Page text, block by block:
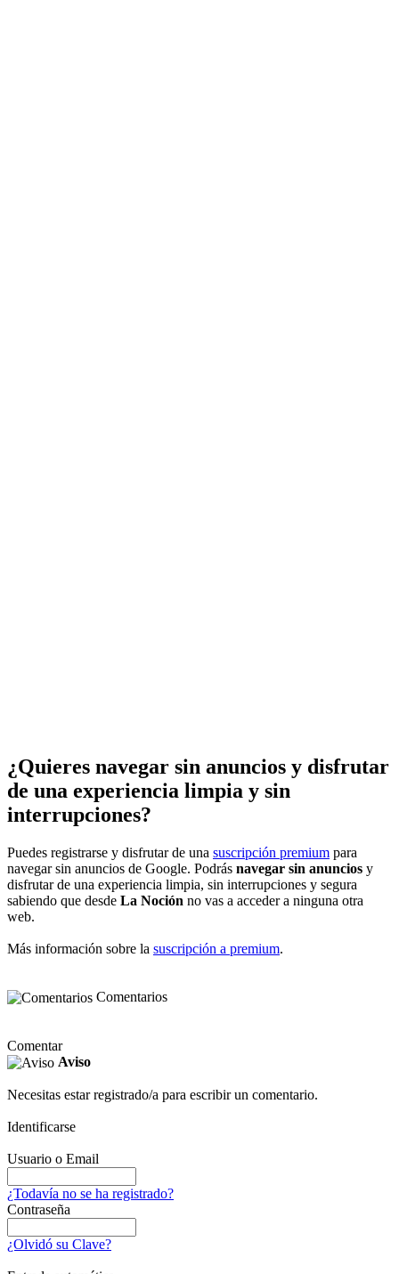
¿Quieres navegar sin anuncios y disfrutar
de una experiencia limpia y sin
interrupciones?
Puedes registrarse y disfrutar de una suscripción premium para
navegar sin anuncios de Google. Podrás navegar sin anuncios y
disfrutar de una experiencia limpia, sin interrupciones y segura
sabiendo que desde La Noción no vas a acceder a ninguna otra
web.
Más información sobre la suscripción a premium.
Comentarios
Comentar
Aviso
Necesitas estar registrado/a para escribir un comentario.
Identificarse
Usuario o Email
¿Todavía no se ha registrado?
Contraseña
¿Olvidó su Clave?